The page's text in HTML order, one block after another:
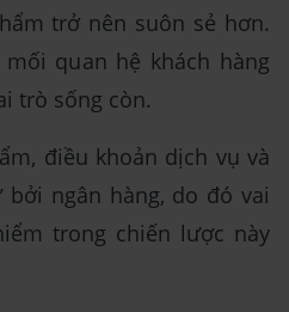
trở nên suôn sẻ hơn.
mối quan hệ khách hàng
trò sống còn.
điều khoản dịch vụ và
ngân hàng, do đó vai
trong chiến lược này